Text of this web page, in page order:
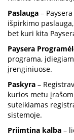
Paslauga –
išpirkimo
bet kuri kita
Paysera
programa,
įrenginiuose.
Paskyra –
kurios metu
suteikiamas
sistemoje.
Priimtina kalba –